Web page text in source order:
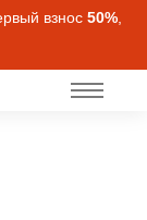
взнос 50%